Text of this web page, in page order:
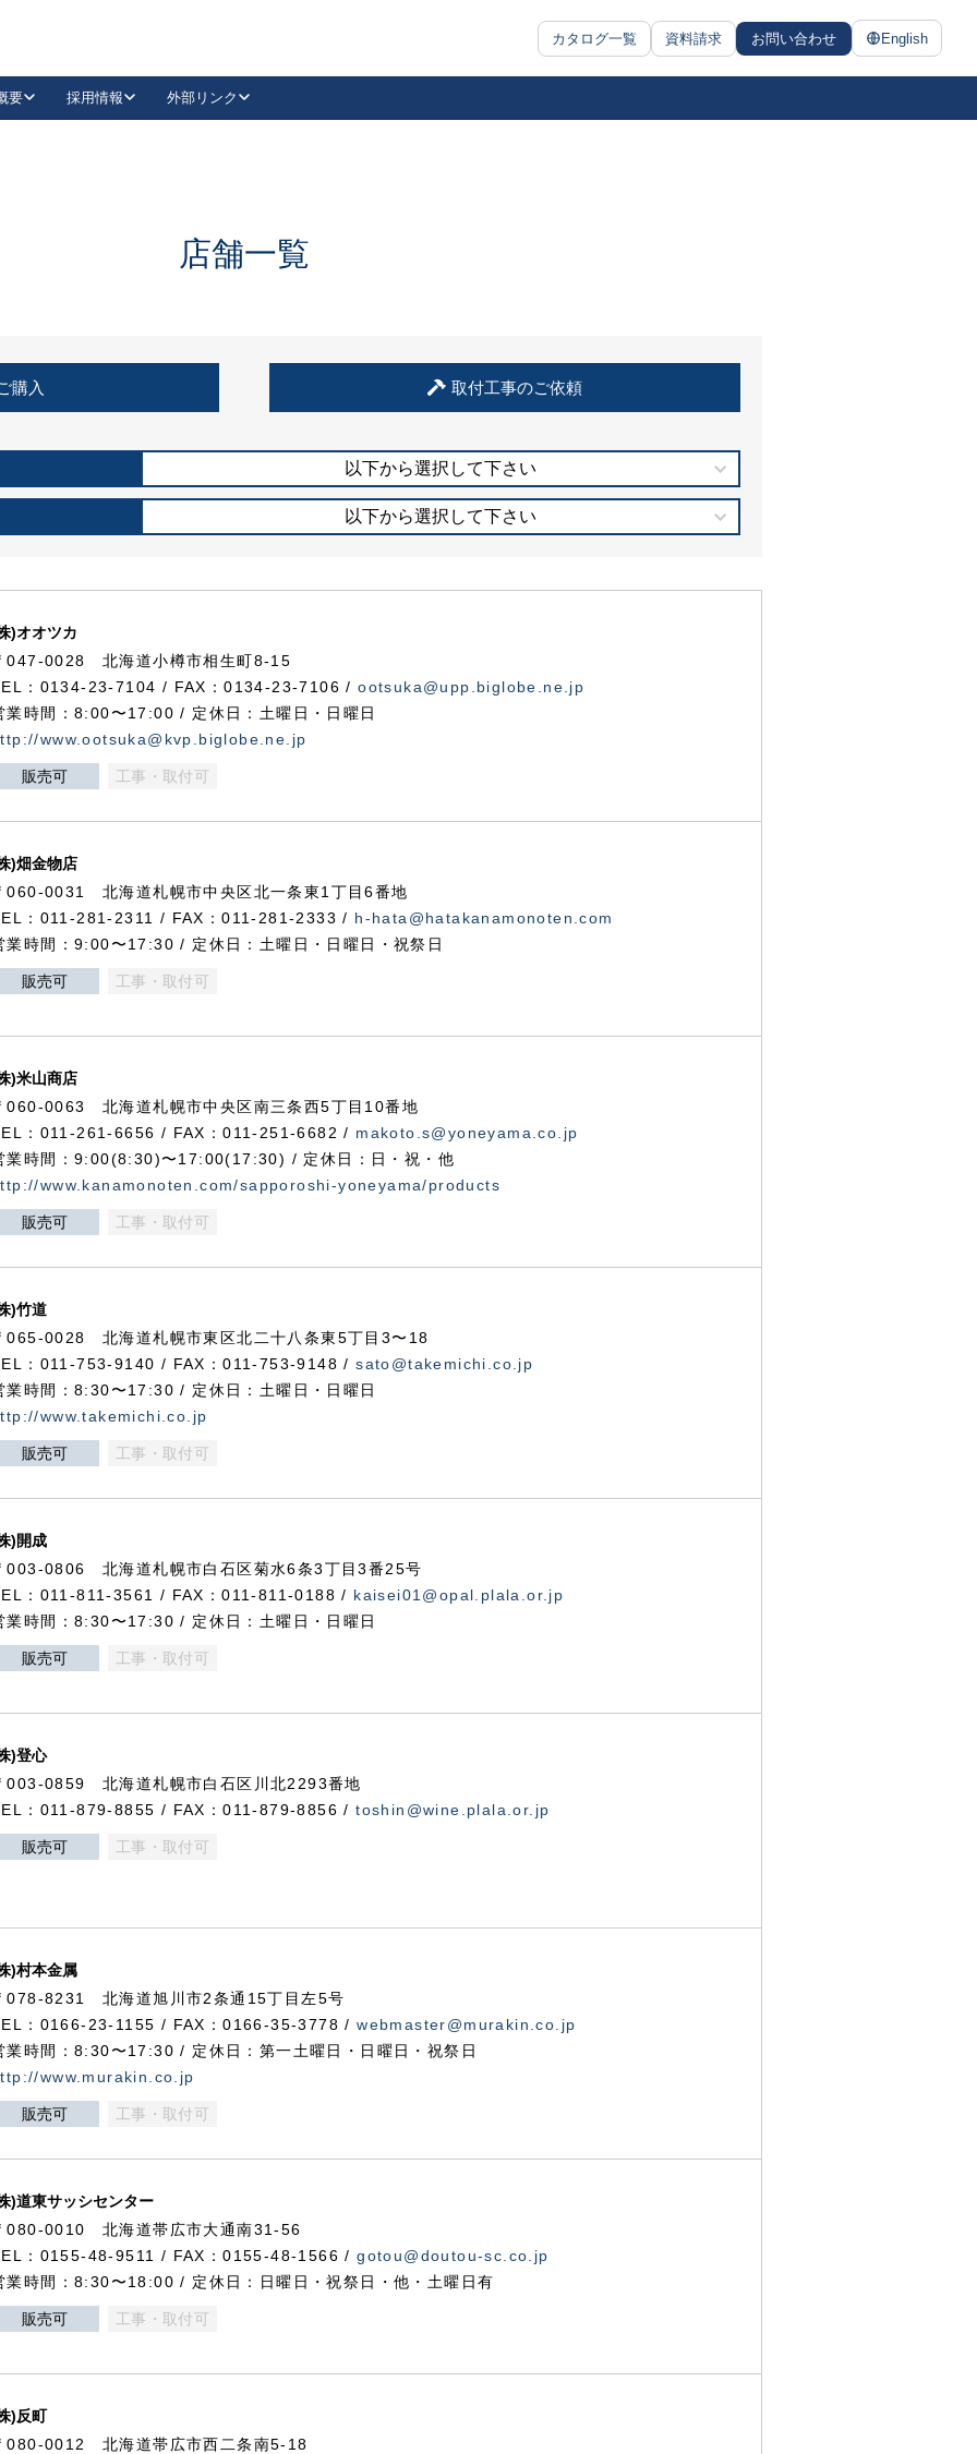
カタログ一覧 資料請求 お問い合わせ English
抗ウイルス・抗菌製品
要 採用情報 外部リンク
LinkedIn
住宅使用部材標準化推進協議会
店舗一覧
購入 取付工事のご依頼
以下から選択して下さい
以下から選択して下さい
)オオツカ
047-0028 北海道小樽市相生町8-15
：0134-23-7104 / FAX：0134-23-7106 /ootsuka@upp.biglobe.ne.jp
業時間：8:00〜17:00 / 定休日：土曜日・日曜日
www.ootsuka@kvp.biglobe.ne.jp
販売可 工事・取付可
)畑金物店
060-0031 北海道札幌市中央区北一条東1丁目6番地
：011-281-2311 / FAX：011-281-2333 / h-hata@hatakanamonoten.com
業時間：9:00〜17:30 / 定休日：土曜日・日曜日・祝祭日
販売可 工事・取付可
)米山商店
060-0063 北海道札幌市中央区南三条西5丁目10番地
：011-261-6656 / FAX：011-251-6682 / makoto.s@yoneyama.co.jp
業時間：9:00(8:30)〜17:00(17:30) / 定休日：日・祝・他
www.kanamonoten.com/sapporoshi-yoneyama/products
販売可 工事・取付可
)竹道
065-0028 北海道札幌市東区北二十八条東5丁目3〜18
：011-753-9140 / FAX：011-753-9148 /sato@takemichi.co.jp
業時間：8:30〜17:30 / 定休日：土曜日・日曜日
www.takemichi.co.jp
販売可 工事・取付可
)開成
003-0806 北海道札幌市白石区菊水6条3丁目3番25号
：011-811-3561 / FAX：011-811-0188 / kaisei01@opal.plala.or.jp
業時間：8:30〜17:30 / 定休日：土曜日・日曜日
販売可 工事・取付可
)登心
003-0859 北海道札幌市白石区川北2293番地
：011-879-8855 / FAX：011-879-8856 /toshin@wine.plala.or.jp
販売可 工事・取付可
)村本金属
078-8231 北海道旭川市2条通15丁目左5号
：0166-23-1155 / FAX：0166-35-3778 /webmaster@murakin.co.jp
業時間：8:30〜17:30 / 定休日：第一土曜日・日曜日・祝祭日
www.murakin.co.jp
販売可 工事・取付可
)道東サッシセンター
080-0010 北海道帯広市大通南31-56
：0155-48-9511 / FAX：0155-48-1566 /gotou@doutou-sc.co.jp
業時間：8:30〜18:00 / 定休日：日曜日・祝祭日・他・土曜日有
販売可 工事・取付可
)反町
080-0012 北海道帯広市西二条南5-18